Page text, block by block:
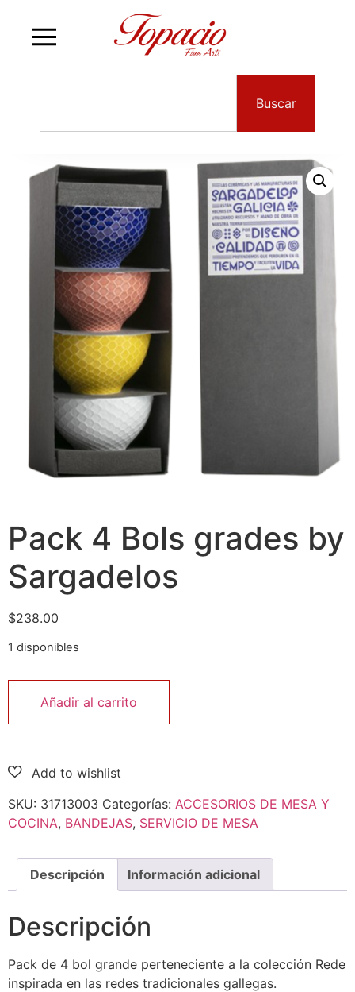
Buscar
Pack 4 Bols grades by
Sargadelos
$238.00
1 disponibles
Añadir al carrito
SKU: 31713003 Categorías: ACCESORIOS DE MESA Y
COCINA, BANDEJAS, SERVICIO DE MESA
Descripción Información adicional
Descripción
Pack de 4 bol grande perteneciente a la colección Rede
inspirada en las redes tradicionales gallegas.